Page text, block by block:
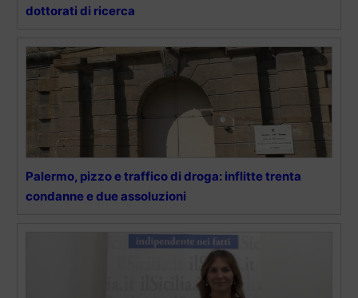
dottorati di ricerca
Palermo, pizzo e traffico di droga: inflitte trenta
condanne e due assoluzioni